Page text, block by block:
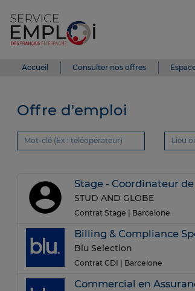
Accueil Consulter nos offres
Offre d'emploi
Stage - Coordinateur
STUD AND GLOBE
Contrat Stage | Barcelone
Billing & Compliance
Blu Selection
Contrat CDI | Barcelone
Commercial en